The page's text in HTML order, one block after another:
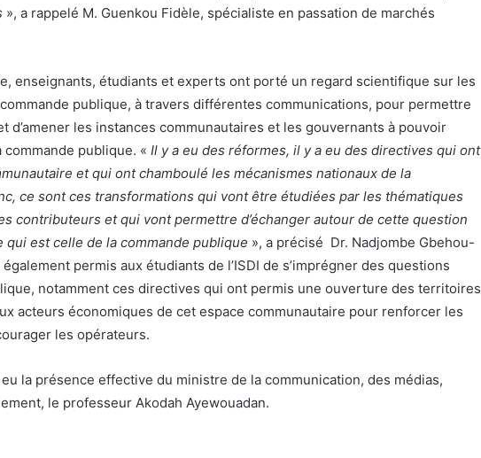
», a rappelé M. Guenkou Fidèle, spécialiste en passation de marchés
enseignants, étudiants et experts ont porté un regard scientifique sur les
publique, à travers différentes communications, pour permettre
d’amener les instances communautaires et les gouvernants à pouvoir
publique. « Il y a eu des réformes, il y a eu des directives qui ont
et qui ont chamboulé les mécanismes nationaux de la
ce sont ces transformations qui vont être étudiées par les thématiques
contributeurs et qui vont permettre d’échanger autour de cette question
est celle de la commande publique », a précisé Dr. Nadjombe Gbehou-
permis aux étudiants de l’ISDI de s’imprégner des questions
notamment ces directives qui ont permis une ouverture des territoires
acteurs économiques de cet espace communautaire pour renforcer les
les opérateurs.
la présence effective du ministre de la communication, des médias,
le professeur Akodah Ayewouadan.